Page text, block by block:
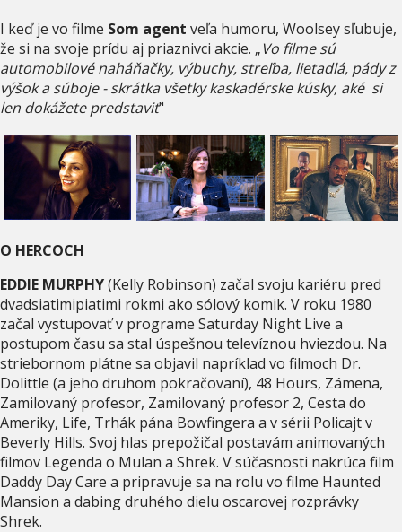
I keď je vo filme Som agent veľa humoru, Woolsey sľubuje,
že si na svoje prídu aj priaznivci akcie. „Vo filme sú
automobilové naháňačky, výbuchy, streľba, lietadlá, pády z
výšok a súboje - skrátka všetky kaskadérske kúsky, aké si
len dokážete predstaviť"
O HERCOCH
EDDIE MURPHY(Kelly Robinson) začal svoju kariéru pred
dvadsiatimipiatimi rokmi ako sólový komik. V roku 1980
začal vystupovať v programe Saturday Night Live a
postupom času sa stal úspešnou televíznou hviezdou. Na
striebornom plátne sa objavil napríklad vo filmoch Dr.
Dolittle (a jeho druhom pokračovaní), 48 Hours, Zámena,
Zamilovaný profesor, Zamilovaný profesor 2, Cesta do
Ameriky, Life, Trhák pána Bowfingera a v sérii Policajt v
Beverly Hills. Svoj hlas prepožičal postavám animovaných
filmov Legenda o Mulan a Shrek. V súčasnosti nakrúca film
Daddy Day Care a pripravuje sa na rolu vo filme Haunted
Mansion a dabing druhého dielu oscarovej rozprávky
Shrek.